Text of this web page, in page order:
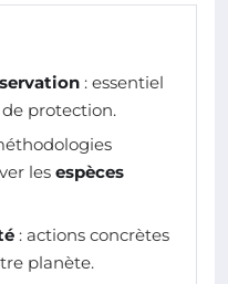
: essentiel
protection.
les espèces
: actions concrètes
planète.